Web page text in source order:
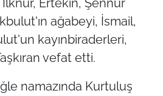
İlknur, Ertekin, Şennur
ağabeyi, İsmail,
kayınbiraderleri,
vefat etti.
namazında Kurtuluş